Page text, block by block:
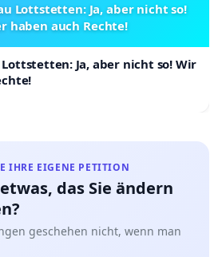
Lottstetten: Ja, aber nicht so!
haben auch Rechte!
Ja, aber nicht so! Wir
IHRE EIGENE PETITION
das Sie ändern
geschehen nicht, wenn man